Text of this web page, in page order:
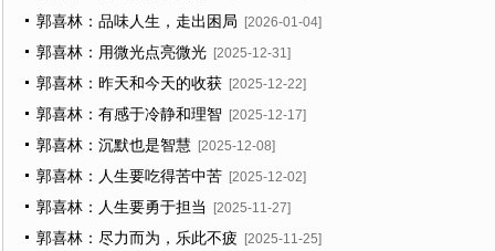
郭喜林：品味人生，走出困局 [2026-01-04]
郭喜林：用微光点亮微光 [2025-12-31]
郭喜林：昨天和今天的收获 [2025-12-22]
郭喜林：有感于冷静和理智 [2025-12-17]
郭喜林：沉默也是智慧 [2025-12-08]
郭喜林：人生要吃得苦中苦 [2025-12-02]
郭喜林：人生要勇于担当 [2025-11-27]
郭喜林：尽力而为，乐此不疲 [2025-11-25]